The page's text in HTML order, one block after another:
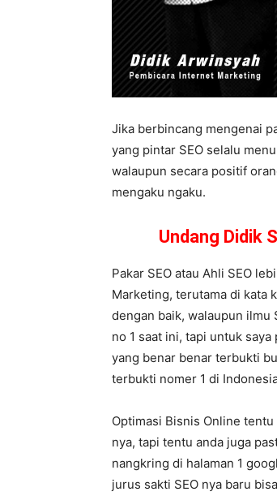
Jika berbincang mengenai
yang pintar SEO selalu
walaupun secara positif
mengaku ngaku.
Undang Didik
Pakar SEO atau Ahli SEO
Marketing, terutama di kata
dengan baik, walaupun ilmu
no 1 saat ini, tapi untuk
yang benar benar terbukti
terbukti nomer 1 di
Optimasi Bisnis Online
nya, tapi tentu anda juga
nangkring di halaman 1
jurus sakti SEO nya baru